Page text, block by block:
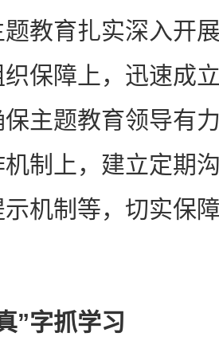
教育扎实深入开
保障上，迅速成
主题教育领导有
制上，建立定期
机制等，切实保
”字抓学习